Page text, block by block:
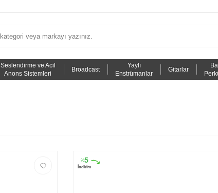
Seslendirme ve Acil
Anons Sistemleri
Broadcast
Yaylı
Enstrümanlar
Gitarlar
%5
İndirim